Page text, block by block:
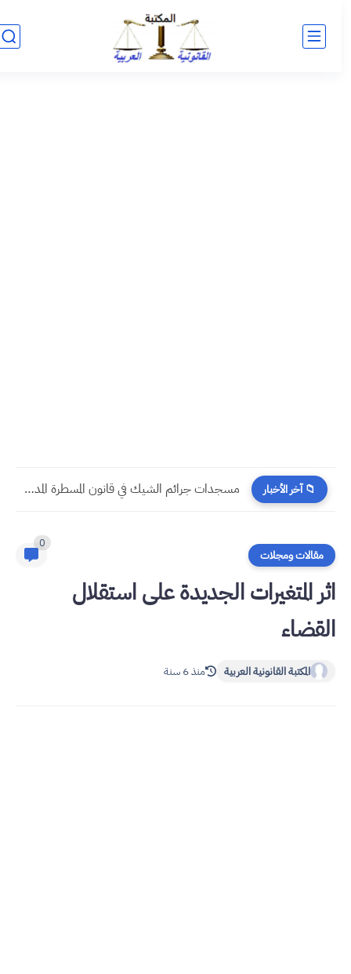
📁 آخر الأخبار مسجدات جرائم الشيك في قانون المسطرة المدنية الجديد
مقالات ومجلات
0
اثر المتغيرات الجديدة على استقلال
القضاء
المكتبة القانونية العربية منذ 6 سنة